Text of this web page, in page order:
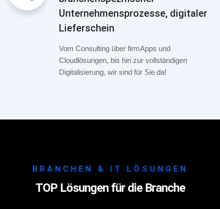
Unternehmensprozesse, digitaler
Lieferschein
Vom Consulting über firmApps und
Cloudlösungen, bis hin zur vollständigen
Digitalisierung, wir sind für Sie da!
BRANCHEN & IT LÖSUNGEN
TOP Lösungen für die Branche